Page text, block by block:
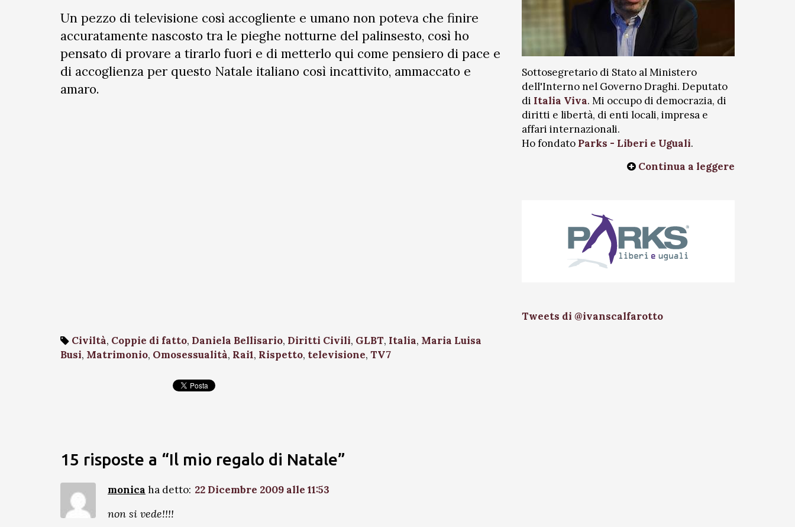
Un pezzo di televisione così accogliente e umano non poteva che finire
accuratamente nascosto tra le pieghe notturne del palinsesto, così ho
pensato di provare a tirarlo fuori e di metterlo qui come pensiero di pace e
di accoglienza per questo Natale italiano così incattivito, ammaccato e
amaro.
Civiltà, Coppie di fatto, Daniela Bellisario, Diritti Civili, GLBT, Italia, Maria Luisa
Busi, Matrimonio, Omosessualità, Rai1, Rispetto, televisione, TV7
15 risposte a “Il mio regalo di Natale”
monica ha detto: 22 Dicembre 2009 alle 11:53
non si vede!!!!
Sottosegretario di Stato al Ministero
dell'Interno nel Governo Draghi. Deputato
di Italia Viva. Mi occupo di democrazia, di
diritti e libertà, di enti locali, impresa e
affari internazionali.
Ho fondato Parks - Liberi e Uguali.
Continua a leggere
Tweets di @ivanscalfarotto